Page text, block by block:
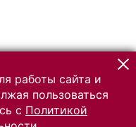
работы сайта и
пользоваться
с Политикой